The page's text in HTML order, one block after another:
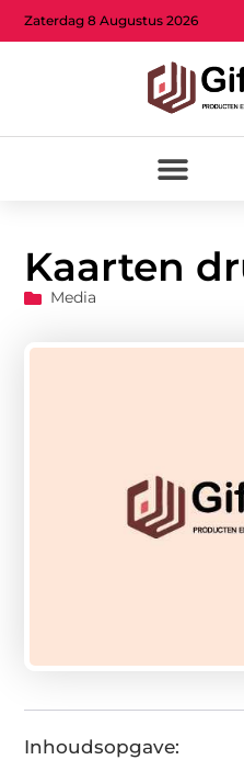
Zaterdag 8 Augustus 2026
Kaarten
Media
Inhoudsopgave: